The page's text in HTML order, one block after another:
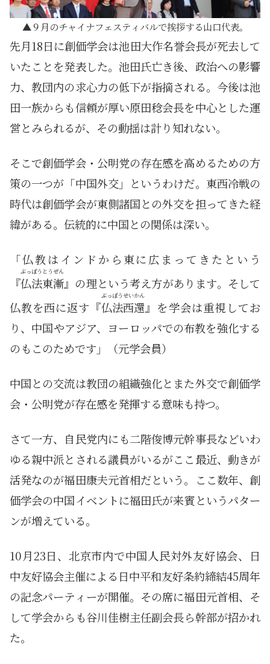
９月のチャイナフェスティバルで挨拶する山口代表。
先月18日に創価学会は池田大作名誉会長が死去して
いたことを発表した。池田氏亡き後、政治への影響
力、教団内の求心力の低下が指摘される。今後は池
田一族からも信頼が厚い原田稔会長を中心とした運
営とみられるが、その動揺は計り知れない。
そこで創価学会・公明党の存在感を高めるための方
策の一つが「中国外交」というわけだ。東西冷戦の
時代は創価学会が東側諸国との外交を担ってきた経
緯がある。伝統的に中国との関係は深い。
「仏教はインドから東に広まってきたという
『仏法東漸
ぶっぽうとうぜん
』の理という考え方があります。そして
仏教を西に返す『仏法西還
ぶっぽうせいかん
』を学会は重視してお
り、中国やアジア、ヨーロッパでの布教を強化する
のもこのためです」（元学会員）
中国との交流は教団の組織強化とまた外交で創価学
会・公明党が存在感を発揮する意味も持つ。
さて一方、自民党内にも二階俊博元幹事長などいわ
ゆる親中派とされる議員がいるがここ最近、動きが
活発なのが福田康夫元首相だという。ここ数年、創
価学会の中国イベントに福田氏が来賓というパター
ンが増えている。
10月23日、北京市内で中国人民対外友好協会、日
中友好協会主催による日中平和友好条約締結45周年
の記念パーティーが開催。その席に福田元首相、そ
して学会からも谷川佳樹主任副会長ら幹部が招かれ
た。